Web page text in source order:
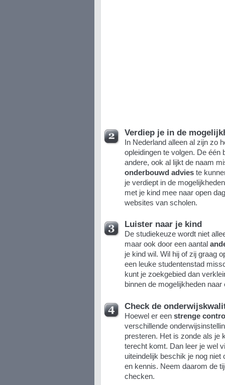
Verdiep je in de
In Nederland alleen al zijn zo
opleidingen te volgen. De één
andere, ook al lijkt de naam
onderbouwd advieste
je verdiept in de
met je kind mee naar open
websites van scholen.
Luister naar je kind
De studiekeuze wordt niet
maar ook door een aantal
je kind wil. Wil hij of zij graag
een leuke studentenstad
kunt je zoekgebied dan
binnen de mogelijkheden
Check de
Hoewel er een strenge
verschillende
presteren. Het is zonde als je
terecht komt. Dan leer je wel
uiteindelijk beschik je nog niet
en kennis. Neem daarom de
checken.